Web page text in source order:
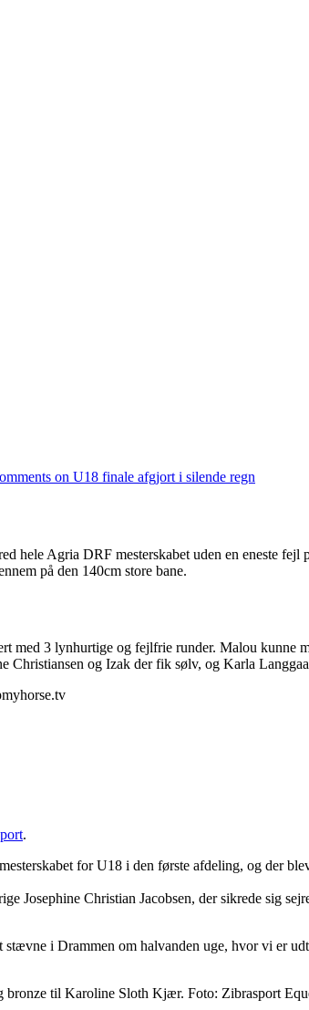
on U18 finale afgjort i silende regn
hele Agria DRF mesterskabet uden en eneste
på den 140cm store bane.
med 3 lynhurtige og fejlfrie runder. Malou kunne
og Izak der fik sølv, og Karla
.
for U18 i den første afdeling, og der
Josephine Christian Jacobsen, der sikrede sig
i Drammen om halvanden uge, hvor vi er
bronze til Karoline Sloth Kjær. Foto: Zibrasport